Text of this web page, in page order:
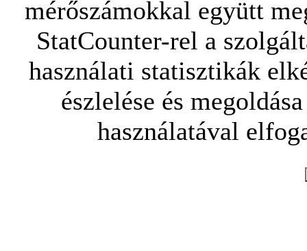
mérőszámokkal együtt
StatCounter-rel a
használati statisztikák
észlelése és
használatával